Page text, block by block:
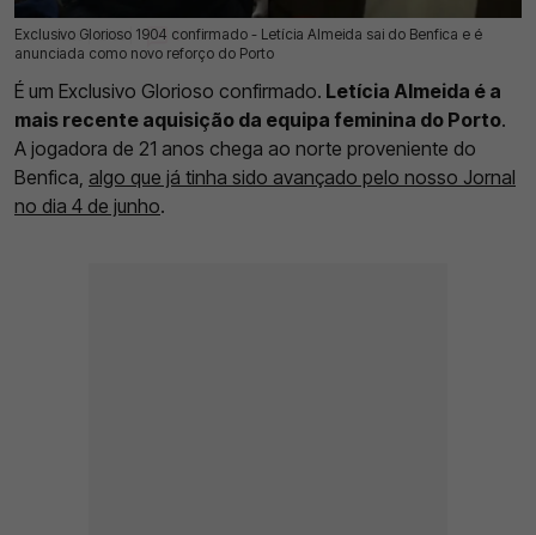
Exclusivo Glorioso 1904 confirmado - Letícia Almeida sai do Benfica e é
anunciada como novo reforço do Porto
10 Jul 2026 | 13:08 | 0
É um Exclusivo Glorioso confirmado. Letícia Almeida é a
mais recente aquisição da equipa feminina do Porto.
A jogadora de 21 anos chega ao norte proveniente do
Benfica, algo que já tinha sido avançado pelo nosso Jornal
no dia 4 de junho.